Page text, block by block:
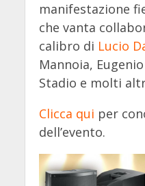
manifestazione
che vanta
calibro di Lucio
Mannoia,
Stadio e molti
Clicca qui per
dell’evento.